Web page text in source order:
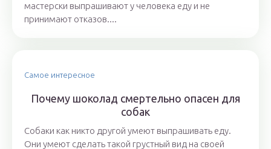
мастерски выпрашивают у человека еду и не
принимают отказов....
Самое интересное
Почему шоколад смертельно опасен для
собак
Собаки как никто другой умеют выпрашивать еду.
Они умеют сделать такой грустный вид на своей